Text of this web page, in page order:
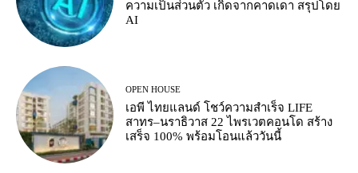
ความเป็นส่วนตัว เกิดจากคาดเดา สรุปโดย
AI
OPEN HOUSE
เอพี ไทยแลนด์ โชว์ความสำเร็จ LIFE
สาทร–นราธิวาส 22 ไพรเวตคอนโด สร้าง
เสร็จ 100% พร้อมโอนแล้ววันนี้